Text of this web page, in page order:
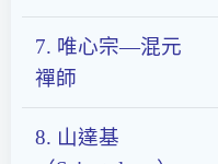
7. 唯心宗—混元
禪師
8. 山達基